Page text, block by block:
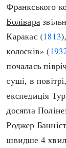
Франкського
Болівара
Каракас (1813
колосків» (
почалась
суші, в
експедиція
досягла
Роджер
швидше 4